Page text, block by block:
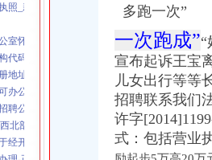
室怀化经开区管理委员会办公室关于
代码-便民-南宁新闻网
地址食品公司注册-正然财税-【内蒙古
办公司_广西新闻联播|BBRTV北部湾
聘公告【招1人】_中公网校
北部湾网
经开区大数据产业发展工作领导小
理-正然财税
多跑一次”
一次跑成”
宣布起诉王宝
儿女出行等等
招聘联系我们
许字
式：包括营业